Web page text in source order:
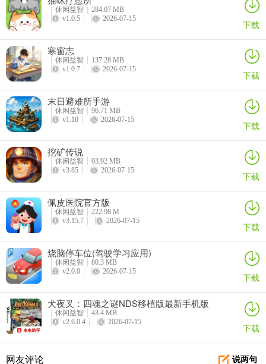
鸿运方块红包版2024年最新版亮点
鸿运方块红包版 2024 年最新版可是一款超棒的休闲益智游戏！它把
策略和休闲完美结合，拖动木块匹配颜色出口的操作简单，但要在限
递增，持续带来新鲜感。游戏画面色彩鲜明、UI 简洁，还有轻松音
效，适配碎片化时间，随时能玩。它的亮点超多！有红包奖励机制，
完成关卡或目标就能得红包，收益能提现。还有多元收益途径，签
到、做任务、看广告都能赚。随着等级提升，红包提款比例或奖励额
度可能变高。而且操作简单，对手机性能要求低，运行流畅不卡顿。
想在休闲时锻炼思维又能赚点零花钱，就选鸿运方块红包版 2024 年
休闲益智
284.07 MB
v1.0.5
2026-07-15 下载
寒窗志
休闲益智
137.28 MB
v1.0.7
2026-07-15 下载
末日避难所手游
休闲益智
96.71 MB
v1.10
2026-07-15 下载
挖矿传说
休闲益智
93.92 MB
v3.85
2026-07-15 下载
佩皮医院官方版
休闲益智
222.98 M
v3.15.7
2026-07-15 下载
烧脑停车位(驾驶学习应用)
休闲益智
80.3 MB
v2.0.0
2026-07-15 下载
犬夜叉：四魂之谜NDS移植版最新手机版
休闲益智
43.4 MB
v2.6.0.4
2026-07-15 下载
说两句
网友评论